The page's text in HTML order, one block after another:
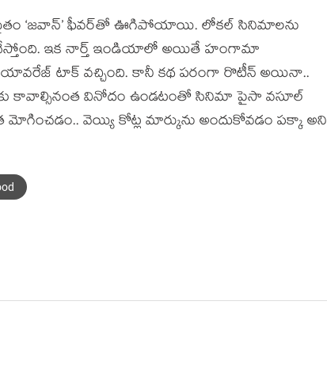
‘జవాన్’ ఫీవర్‌తో ఊగిపోయాయి. లోకల్ సినిమాలను
చేస్తోంది. ఇక నార్త్ ఇండియాలో అయితే హంగామా
యావరేజ్ టాక్ వచ్చింది. కానీ కథ పరంగా రొటీన్ అయినా..
కావాల్సినంత వినోదం ఉండటంతో సినిమా పైసా వసూల్
మోగించడం.. వెయ్యి కోట్ల మార్కును అందుకోవడం పక్కా అని